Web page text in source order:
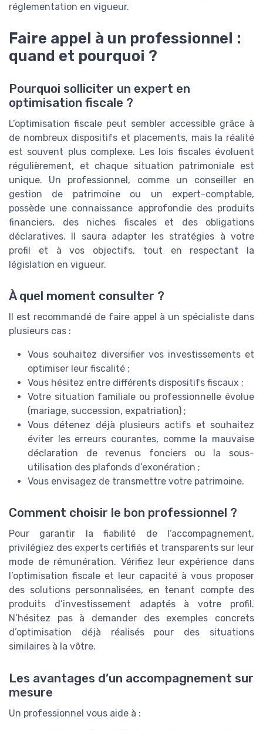
réglementation en vigueur.
Faire appel à un professionnel :
quand et pourquoi ?
Pourquoi solliciter un expert en
optimisation fiscale ?
L’optimisation fiscale peut sembler accessible grâce à
de nombreux dispositifs et placements, mais la réalité
est souvent plus complexe. Les lois fiscales évoluent
régulièrement, et chaque situation patrimoniale est
unique. Un professionnel, comme un conseiller en
gestion de patrimoine ou un expert-comptable,
possède une connaissance approfondie des produits
financiers, des niches fiscales et des obligations
déclaratives. Il saura adapter les stratégies à votre
profil et à vos objectifs, tout en respectant la
législation en vigueur.
À quel moment consulter ?
Il est recommandé de faire appel à un spécialiste dans
plusieurs cas :
Vous souhaitez diversifier vos investissements et
optimiser leur fiscalité ;
Vous hésitez entre différents dispositifs fiscaux ;
Votre situation familiale ou professionnelle évolue
(mariage, succession, expatriation) ;
Vous détenez déjà plusieurs actifs et souhaitez
éviter les erreurs courantes, comme la mauvaise
déclaration de revenus fonciers ou la sous-
utilisation des plafonds d’exonération ;
Vous envisagez de transmettre votre patrimoine.
Comment choisir le bon professionnel ?
Pour garantir la fiabilité de l’accompagnement,
privilégiez des experts certifiés et transparents sur leur
mode de rémunération. Vérifiez leur expérience dans
l’optimisation fiscale et leur capacité à vous proposer
des solutions personnalisées, en tenant compte des
produits d’investissement adaptés à votre profil.
N’hésitez pas à demander des exemples concrets
d’optimisation déjà réalisés pour des situations
similaires à la vôtre.
Les avantages d’un accompagnement sur
mesure
Un professionnel vous aide à :